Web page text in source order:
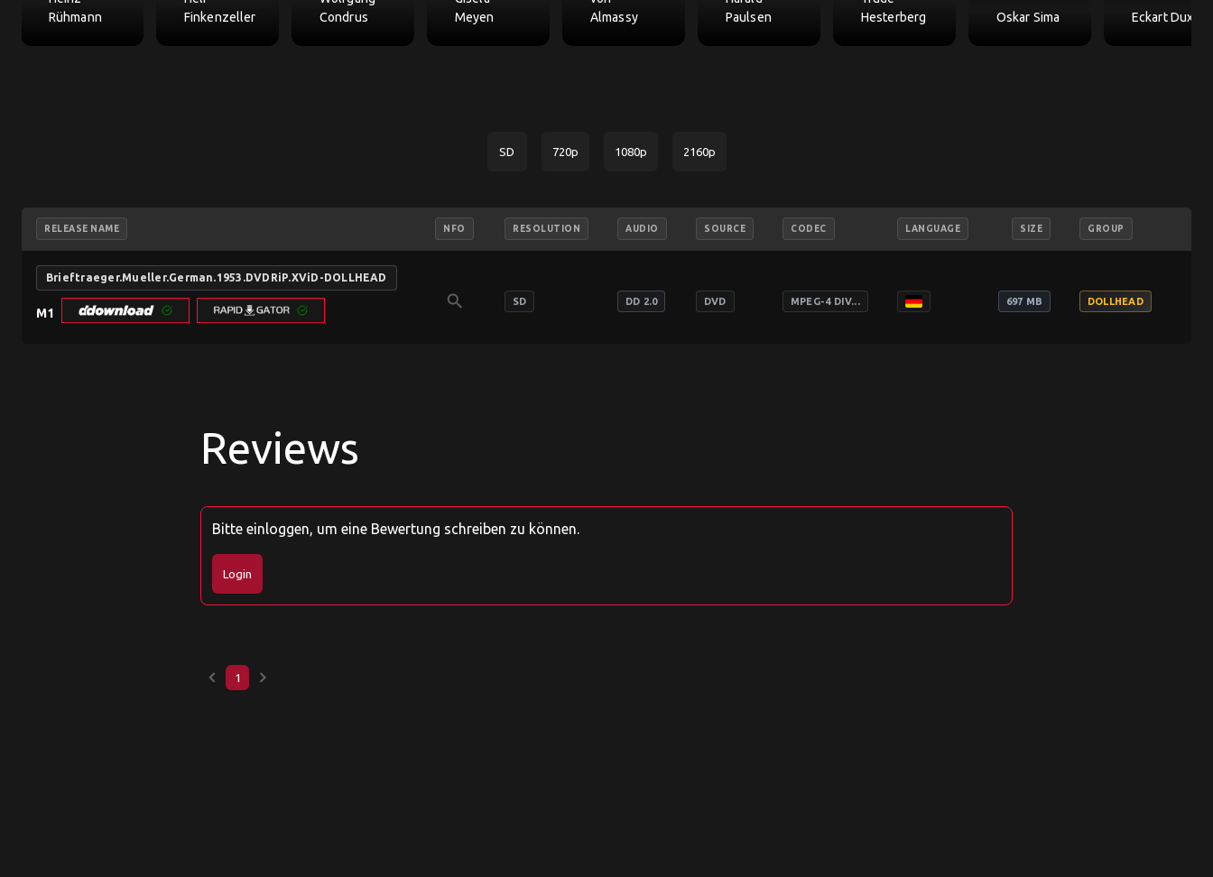
Rühmann
Finkenzeller
Condrus
Meyen
Almassy
Paulsen
Hesterberg
Oskar Sima Eckart Dux
SD 720p 1080p 2160p
RELEASE NAME NFO RESOLUTION AUDIO SOURCE CODEC LANGUAGE SIZE GROUP
Brieftraeger.Mueller.German.1953.DVDRiP.XViD-DOLLHEAD
M1
search SD DD 2.0 DVD MPEG-4 DIV... 697 MB DOLLHEAD
Reviews
Bitte einloggen, um eine Bewertung schreiben zu können.
Login
keyboard_arrow_left 1 keyboard_arrow_right